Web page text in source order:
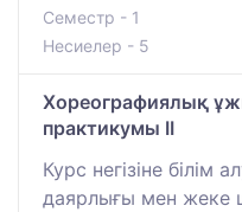
Семестр - 1
Несиелер - 5
Хореографиялық
практикумы II
Курс негізіне білім
даярлығы мен жеке